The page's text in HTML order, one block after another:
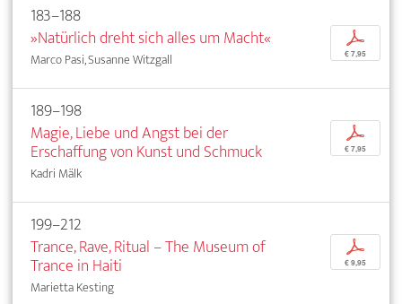
183–188
»Natürlich dreht sich alles um Macht«
Marco Pasi, Susanne Witzgall
p
€ 7,95
189–198
Magie, Liebe und Angst bei der
Erschaffung von Kunst und Schmuck
Kadri Mälk
p
€ 7,95
199–212
Trance, Rave, Ritual – The Museum of
Trance in Haiti
Marietta Kesting
p
€ 9,95